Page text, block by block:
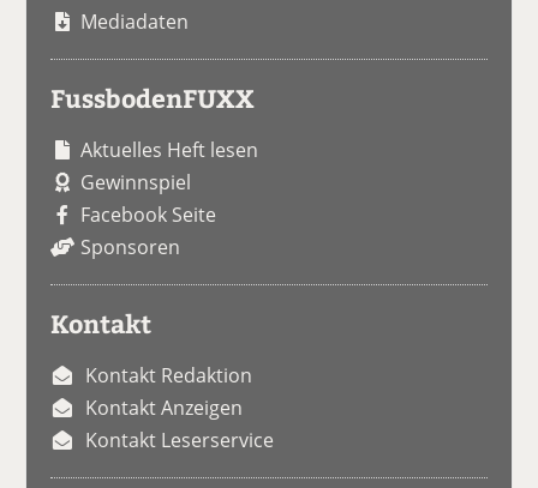
Mediadaten
FussbodenFUXX
Aktuelles Heft lesen
Gewinnspiel
Facebook Seite
Sponsoren
Kontakt
Kontakt Redaktion
Kontakt Anzeigen
Kontakt Leserservice